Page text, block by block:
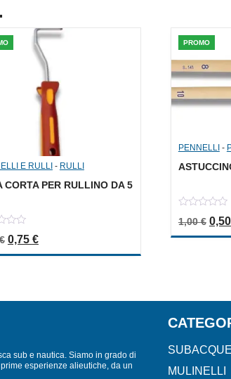
E RULLI - RULLI
CORTA PER RULLINO DA 5
Il prezzo originale era: 1,50 €.
0,75 €Il prezzo attuale è: 0,75 €.
PROMO
PENNELLI -
out
1,00€ Il
0,50
sub e nautica. Siamo in grado di
esperienze alieutiche, da un
MULINELLI